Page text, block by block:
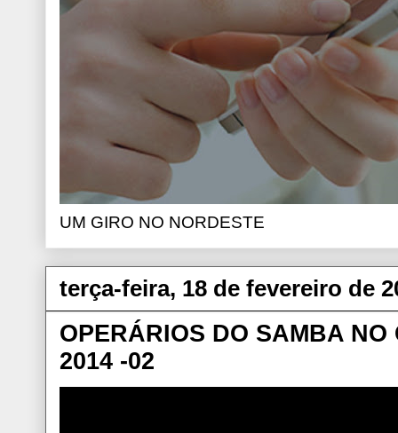
UM GIRO NO NORDESTE
terça-feira, 18 de fevereiro de
OPERÁRIOS DO SAMBA
2014 -02